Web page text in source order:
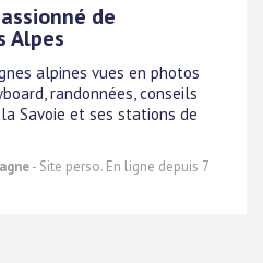
de
Alpes
alpines vues en photos
randonnées, conseils
Savoie et ses stations de
- Site perso. En ligne depuis 7